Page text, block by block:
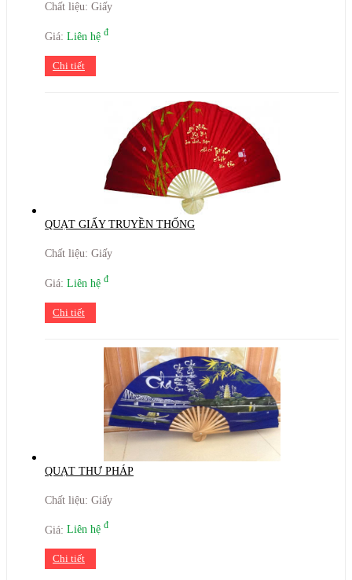
Chất liệu: Giấy
Giá: Liên hệ đ
Chi tiết
QUẠT GIẤY TRUYỀN THỐNG
Chất liệu: Giấy
Giá: Liên hệ đ
Chi tiết
QUẠT THƯ PHÁP
Chất liệu: Giấy
Giá: Liên hệ đ
Chi tiết